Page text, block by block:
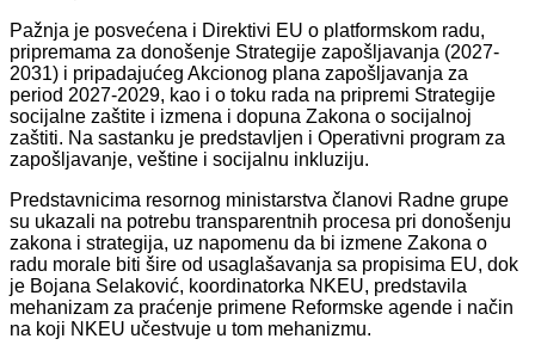
Pažnja je posvećena i Direktivi EU o platformskom radu,
pripremama za donošenje Strategije zapošljavanja (2027-
2031) i pripadajućeg Akcionog plana zapošljavanja za
period 2027-2029, kao i o toku rada na pripremi Strategije
socijalne zaštite i izmena i dopuna Zakona o socijalnoj
zaštiti. Na sastanku je predstavljen i Operativni program za
zapošljavanje, veštine i socijalnu inkluziju.
Predstavnicima resornog ministarstva članovi Radne grupe
su ukazali na potrebu transparentnih procesa pri donošenju
zakona i strategija, uz napomenu da bi izmene Zakona o
radu morale biti šire od usaglašavanja sa propisima EU, dok
je Bojana Selaković, koordinatorka NKEU, predstavila
mehanizam za praćenje primene Reformske agende i način
na koji NKEU učestvuje u tom mehanizmu.